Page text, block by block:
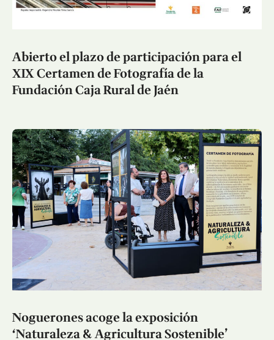
Abierto el plazo de participación para el
XIX Certamen de Fotografía de la
Fundación Caja Rural de Jaén
Noguerones acoge la exposición
‘Naturaleza & Agricultura Sostenible’